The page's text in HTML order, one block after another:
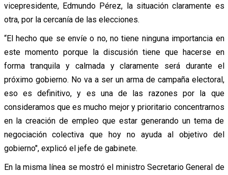
vicepresidente, Edmundo Pérez, la situación claramente es
otra, por la cercanía de las elecciones.
“El hecho que se envíe o no, no tiene ninguna importancia en
este momento porque la discusión tiene que hacerse en
forma tranquila y calmada y claramente será durante el
próximo gobierno. No va a ser un arma de campaña electoral,
eso es definitivo, y es una de las razones por la que
consideramos que es mucho mejor y prioritario concentrarnos
en la creación de empleo que estar generando un tema de
negociación colectiva que hoy no ayuda al objetivo del
gobierno", explicó el jefe de gabinete.
En la misma línea se mostró el ministro Secretario General de